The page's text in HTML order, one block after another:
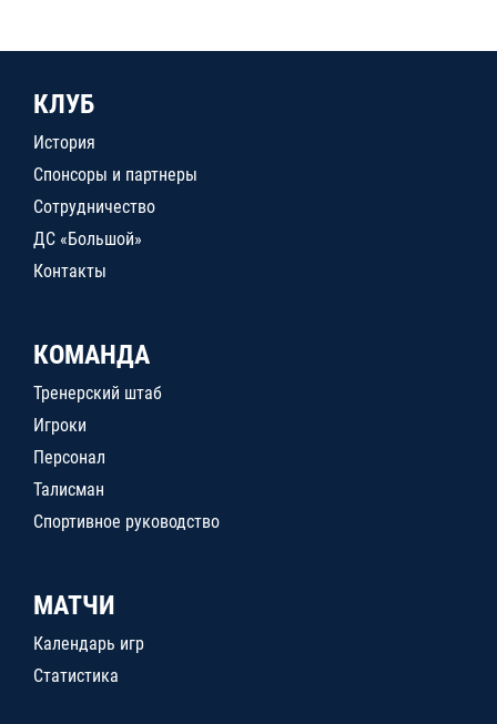
КЛУБ
История
Спонсоры и партнеры
Сотрудничество
ДС «Большой»
Контакты
КОМАНДА
Тренерский штаб
Игроки
Персонал
Талисман
Спортивное руководство
МАТЧИ
Календарь игр
Статистика